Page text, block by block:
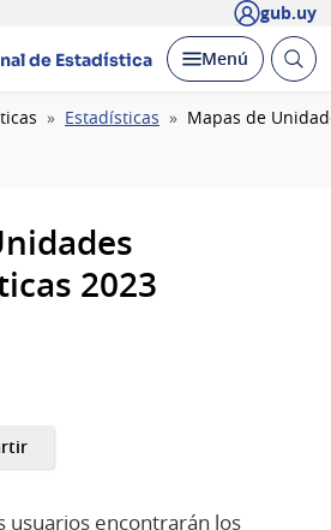
gub.uy
de Estadística Desplegar
Menú Abrir
Estadísticas Mapas de
2023
usuarios encontrarán los